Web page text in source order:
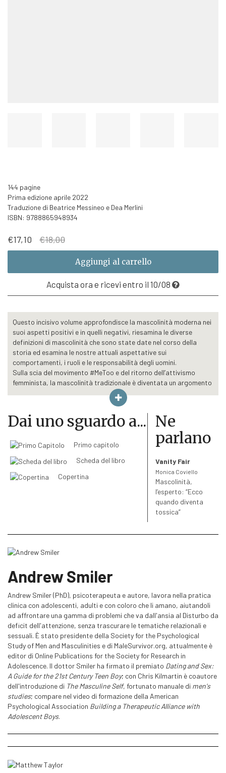
144 pagine
Prima edizione aprile 2022
Traduzione di Beatrice Messineo e Dea Merlini
ISBN: 9788865948934
€18,00Il
prezzo
originale
era:
€18,00.
€17,10
Il
prezzo
attuale
€17,10.
Aggiungi al carrello
Acquista ora e ricevi entro il 10/08
Questo incisivo volume approfondisce la mascolinità moderna nei
suoi aspetti positivi e in quelli negativi, riesamina le diverse
definizioni di mascolinità che sono state date nel corso della
storia ed esamina le nostre attuali aspettative sui
comportamenti, i ruoli e le responsabilità degli uomini.
Sulla scia del movimento #MeToo e del ritorno dell’attivismo
femminista, la mascolinità tradizionale è diventata un argomento
di appassionato dibattito. Ma cosa intendiamo esattamente per
‘mascolinità’ e in che modo si può dire che sia nociva? Questo
incisivo volume approfondisce la mascolinità moderna nei suoi
aspetti positivi e in quelli negativi, riesamina le diverse definizioni
di mascolinità che sono state date nel corso della storia ed
esamina le nostre attuali aspettative sui comportamenti, i ruoli e
subiscono gli uomini, che si sentono spesso inconsapevolmente
costretti ad agire in modo aggressivo, sopprimere le proprie
emozioni e avere sempre il controllo della situazione, e analizza
cosa significhi essere un “vero uomo” per se stessi e per gli altri.
Una collana innovativa, divulgativa ed efficace per approfondire i
temi più importanti del mondo contemporaneo e che hanno più
multilivello rendono semplici da capire anche i concetti più
partecipare in prima persona a questi dibattiti.
carattere che indicano anche una gerarchia di priorità. Se avete
solo mezz’ora di tempopotete leggere i due caratteri più grandi
e avrete comunque una buona conoscenza di base
dell’argomento. Conun’ora a disposizione potete leggere tutti i
testi tranne quelli scritti con il carattere più piccolo per avere un
quadro più dettagliato. Indue orepotrete leggere tutto il libro e
avere una visione sia d’insieme che particolareggiata
dell’argomento trattato.
Dai uno sguardo a...
Primo capitolo
Scheda del libro
Copertina
Ne
parlano
Vanity Fair
Monica Coviello
Mascolinità,
l’esperto: “Ecco
quando diventa
tossica”
Andrew Smiler
Andrew Smiler (PhD), psicoterapeuta e autore, lavora nella pratica
clinica con adolescenti, adulti e con coloro che li amano, aiutandoli
ad affrontare una gamma di problemi che va dall'ansia al Disturbo da
deficit dell'attenzione, senza trascurare le tematiche relazionali e
sessuali. È stato presidente della Society for the Psychological
Study of Men and Masculinities e di MaleSurvivor.org, attualmente è
editor di Online Publications for the Society for Research in
Adolescence. Il dottor Smiler ha firmato il premiato Dating and Sex:
A Guide for the 21st Century Teen Boy; con Chris Kilmartin è coautore
dell'introduzione di The Masculine Self, fortunato manuale di men's
studies; compare nel video di formazione della American
Psychological Association Building a Therapeutic Alliance with
Adolescent Boys.